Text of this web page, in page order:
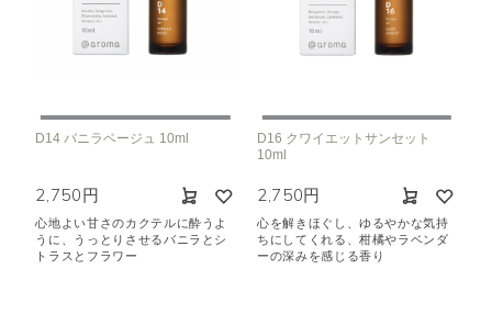
D14 バニラベージュ 10ml
2,750円
心地よい甘さのカクテルに酔うよ
うに、うっとりさせるバニラとシ
トラスとフラワー
D16 クワイエットサンセット
10ml
2,750円
心を解きほぐし、ゆるやかな気持
ちにしてくれる、柑橘やラベンダ
ーの深みを感じる香り